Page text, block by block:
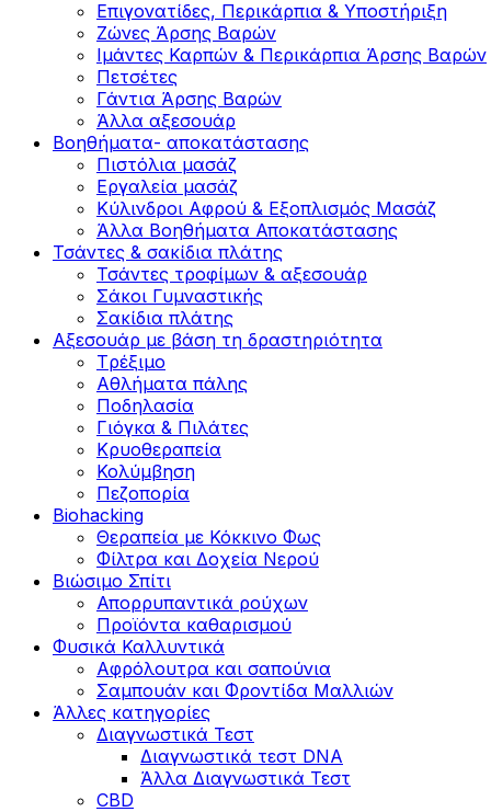
Επιγονατίδες, Περικάρπια & Υποστήριξη
Ζώνες Άρσης Βαρών
Ιμάντες Καρπών & Περικάρπια Άρσης Βαρών
Πετσέτες
Γάντια Άρσης Βαρών
Άλλα αξεσουάρ
Βοηθήματα- αποκατάστασης
Πιστόλια μασάζ
Εργαλεία μασάζ
Κύλινδροι Αφρού & Εξοπλισμός Μασάζ
Άλλα Βοηθήματα Αποκατάστασης
Τσάντες & σακίδια πλάτης
Τσάντες τροφίμων & αξεσουάρ
Σάκοι Γυμναστικής
Σακίδια πλάτης
Αξεσουάρ με βάση τη δραστηριότητα
Tρέξιμο
Αθλήματα πάλης
Ποδηλασία
Γιόγκα & Πιλάτες
Κρυοθεραπεία
Κολύμβηση
Πεζοπορία
Biohacking
Θεραπεία με Κόκκινο Φως
Φίλτρα και Δοχεία Νερού
Βιώσιμο Σπίτι
Απορρυπαντικά ρούχων
Προϊόντα καθαρισμού
Φυσικά Καλλυντικά
Αφρόλουτρα και σαπούνια
Σαμπουάν και Φροντίδα Μαλλιών
Άλλες κατηγορίες
Διαγνωστικά Τεστ
Διαγνωστικά τεστ DNA
Άλλα Διαγνωστικά Τεστ
CBD